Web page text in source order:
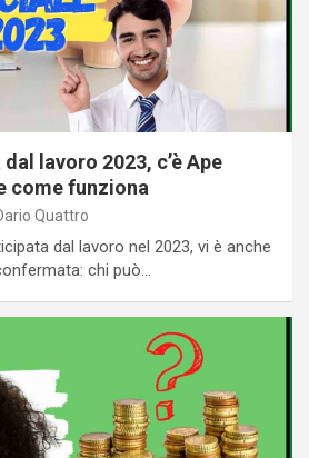
lavoro 2023, c’è Ape
come funziona
Quattro
dal lavoro nel 2023, vi è anche
chi può…